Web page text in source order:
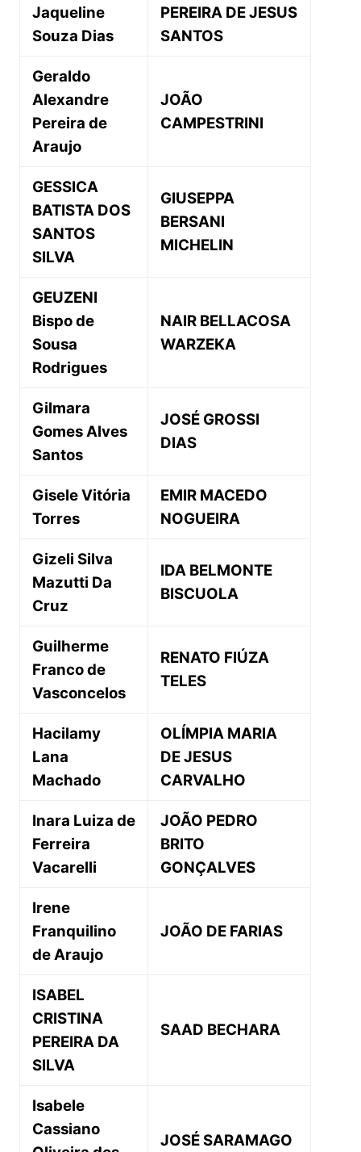
Jaqueline
Souza Dias
PEREIRA DE JESUS
SANTOS
Geraldo
Alexandre
Pereira de
Araujo
JOÃO
CAMPESTRINI
GESSICA
BATISTA DOS
SANTOS
SILVA
GIUSEPPA
BERSANI
MICHELIN
GEUZENI
Bispo de
Sousa
Rodrigues
NAIR BELLACOSA
WARZEKA
Gilmara
Gomes Alves
Santos
JOSÉ GROSSI
DIAS
Gisele Vitória
Torres
EMIR MACEDO
NOGUEIRA
Gizeli Silva
Mazutti Da
Cruz
IDA BELMONTE
BISCUOLA
Guilherme
Franco de
Vasconcelos
RENATO FIÚZA
TELES
Hacilamy
Lana
Machado
OLÍMPIA MARIA
DE JESUS
CARVALHO
Inara Luiza de
Ferreira
Vacarelli
JOÃO PEDRO
BRITO
GONÇALVES
Irene
Franquilino
de Araujo
JOÃO DE FARIAS
ISABEL
CRISTINA
PEREIRA DA
SILVA
SAAD BECHARA
Isabele
Cassiano
JOSÉ SARAMAGO